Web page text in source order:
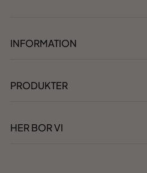
INFORMATION
PRODUKTER
HER BOR VI